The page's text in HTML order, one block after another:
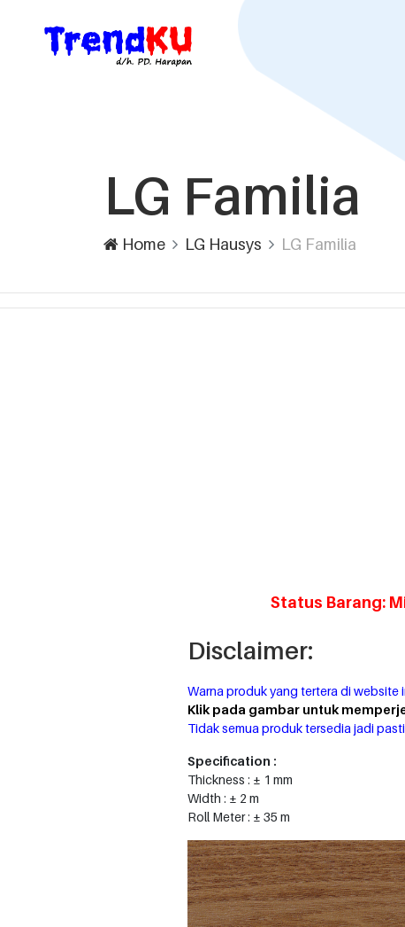
LG Familia
Home LG Hausys LG Familia
Status Barang:
Disclaimer:
Warna produk yang tertera di website
Klik pada gambar untuk
Tidak semua produk tersedia jadi
Specification :
Thickness : ± 1 mm
Width : ± 2 m
Roll Meter : ± 35 m